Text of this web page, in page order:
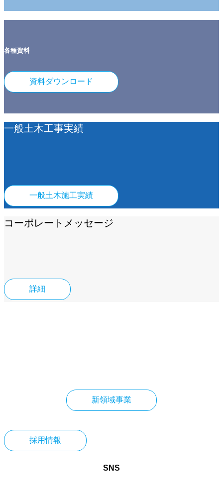
各種資料
資料ダウンロード
一般土木工事実績
01
横浜港本牧ふ頭航路・泊
03
茨城港常陸那珂港区中央
05
一般土木工事
一般土木施工実績
コーポレートメッセージ
詳細
新領域事業
採用情報
SNS